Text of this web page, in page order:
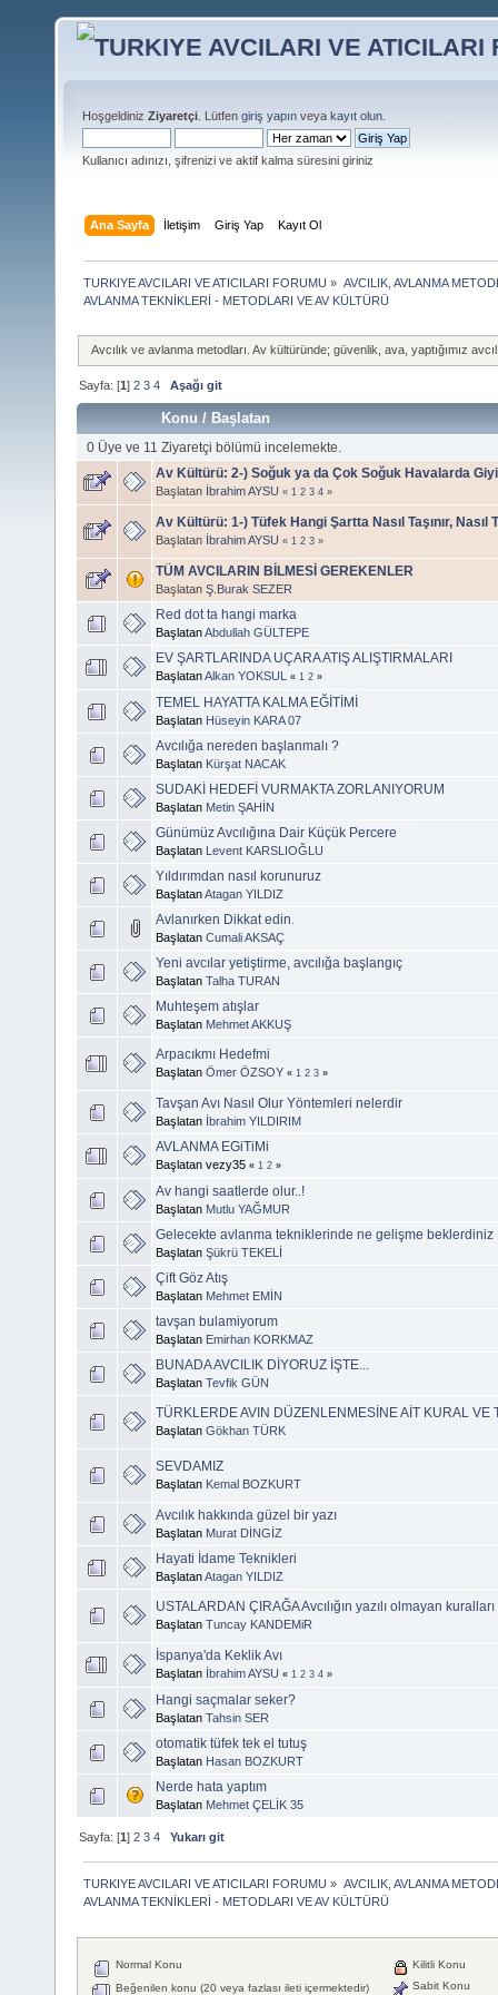
Hoşgeldiniz Ziyaretçi . Lütfen giriş yapın veya kayıt olun
Kullanıcı adınızı, şifrenizi ve aktif kalma süresini giriniz
Ana Sayfa İletişim Giriş Yap Kayıt Ol
TURKIYE AVCILARI VE ATICILARI FORUMU » AVCILIK, AVLANMA
AVLANMA TEKNİKLERİ - METODLARI VE AV KÜLTÜRÜ
Avcılık ve avlanma metodları. Av kültüründe; güvenlik, ava, yaptığımız
Sayfa: [1]2 3 4 Aşağı git
Konu / Başlatan
0 Üye ve 11 Ziyaretçi bölümü incelemekte.
Av Kültürü: 2-) Soğuk ya da Çok Soğuk Havalarda
Başlatan İbrahim AYSU « 1 2 3 4 »
Av Kültürü: 1-) Tüfek Hangi Şartta Nasıl Taşınır, Nasıl
Başlatan İbrahim AYSU « 1 2 3 »
TÜM AVCILARIN BİLMESİ GEREKENLER
Başlatan Ş.Burak SEZER
Red dot ta hangi marka
BaşlatanAbdullah GÜLTEPE
EV ŞARTLARINDA UÇARA ATIŞ ALIŞTIRMALARI
BaşlatanAlkan YOKSUL « 1 2 »
TEMEL HAYATTA KALMA EĞİTİMİ
Başlatan Hüseyin KARA 07
Avcılığa nereden başlanmalı ?
Başlatan Kürşat NACAK
SUDAKİ HEDEFİ VURMAKTA ZORLANIYORUM
Başlatan Metin ŞAHİN
Günümüz Avcılığına Dair Küçük Percere
Başlatan Levent KARSLIOĞLU
Yıldırımdan nasıl korunuruz
BaşlatanAtagan YILDIZ
Avlanırken Dikkat edin.
Başlatan Cumali AKSAÇ
Yeni avcılar yetiştirme, avcılığa başlangıç
Başlatan Talha TURAN
Muhteşem atışlar
Başlatan Mehmet AKKUŞ
Arpacıkmı Hedefmi
Başlatan Ömer ÖZSOY « 1 2 3 »
Tavşan Avı Nasıl Olur Yöntemleri nelerdir
Başlatan İbrahim YILDIRIM
AVLANMA EGiTiMi
Başlatan vezy35 « 1 2 »
Av hangi saatlerde olur..!
Başlatan Mutlu YAĞMUR
Gelecekte avlanma tekniklerinde ne gelişme beklerdiniz
Başlatan Şükrü TEKELİ
Çift Göz Atış
Başlatan Mehmet EMİN
tavşan bulamiyorum
Başlatan Emirhan KORKMAZ
BUNADA AVCILIK DİYORUZ İŞTE...
Başlatan Tevfik GÜN
TÜRKLERDE AVIN DÜZENLENMESİNE AİT KURAL VE
Başlatan Gökhan TÜRK
SEVDAMIZ
Başlatan Kemal BOZKURT
Avcılık hakkında güzel bir yazı
Başlatan Murat DİNGİZ
Hayati İdame Teknikleri
BaşlatanAtagan YILDIZ
USTALARDAN ÇIRAĞA Avcılığın yazılı olmayan kuralları
Başlatan Tuncay KANDEMiR
İspanya'da Keklik Avı
Başlatan İbrahim AYSU « 1 2 3 4 »
Hangi saçmalar seker?
Başlatan Tahsin SER
otomatik tüfek tek el tutuş
Başlatan Hasan BOZKURT
Nerde hata yaptım
Başlatan Mehmet ÇELİK 35
Sayfa: [1]2 3 4 Yukarı git
TURKIYE AVCILARI VE ATICILARI FORUMU » AVCILIK, AVLANMA
AVLANMA TEKNİKLERİ - METODLARI VE AV KÜLTÜRÜ
Normal Konu
Beğenilen konu (20 veya fazlası ileti içermektedir)
Kilitli Konu
Sabit Konu